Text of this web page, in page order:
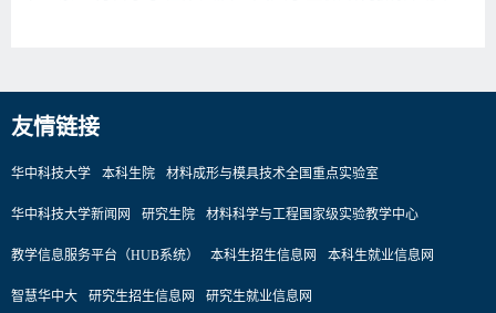
友情链接
华中科技大学 本科生院 材料成形与模具技术全国重点实验室
华中科技大学新闻网 研究生院 材料科学与工程国家级实验教学中心
教学信息服务平台（HUB系统） 本科生招生信息网 本科生就业信息网
智慧华中大 研究生招生信息网 研究生就业信息网